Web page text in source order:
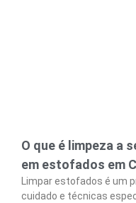
O que é limpeza a
em estofados em
Limpar estofados é um
cuidado e técnicas